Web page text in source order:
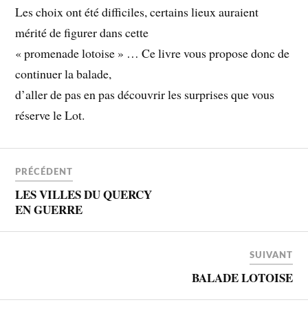
Les choix ont été difficiles, certains lieux auraient
mérité de figurer dans cette
« promenade lotoise » … Ce livre vous propose donc de
continuer la balade,
d’aller de pas en pas découvrir les surprises que vous
réserve le Lot.
PRÉCÉDENT
LES VILLES DU QUERCY
EN GUERRE
SUIVANT
BALADE LOTOISE